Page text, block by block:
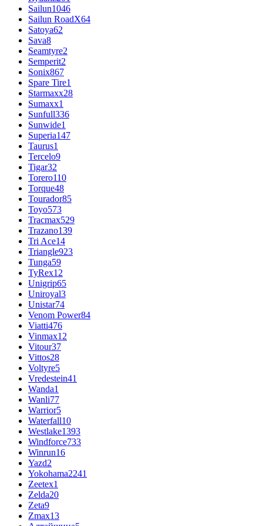
Sailun1046
Sailun RoadX64
Satoya62
Sava8
Seamtyre2
Semperit2
Sonix867
Spare Tire1
Starmaxx28
Sumaxx1
Sunfull336
Sunwide1
Superia147
Taurus1
Tercelo9
Tigar32
Torero110
Torque48
Tourador85
Toyo573
Tracmax529
Trazano139
Tri Ace14
Triangle923
Tunga59
TyRex12
Unigrip65
Uniroyal3
Unistar74
Venom Power84
Viatti476
Vinmax12
Vitour37
Vittos28
Voltyre5
Vredestein41
Wanda1
Wanli77
Warrior5
Waterfall10
Westlake1393
Windforce733
Winrun16
Yazd2
Yokohama2241
Zeetex1
Zelda20
Zeta9
Zmax13